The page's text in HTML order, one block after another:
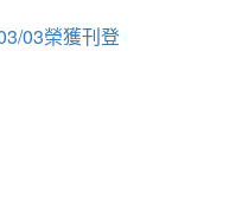
03榮獲刊登